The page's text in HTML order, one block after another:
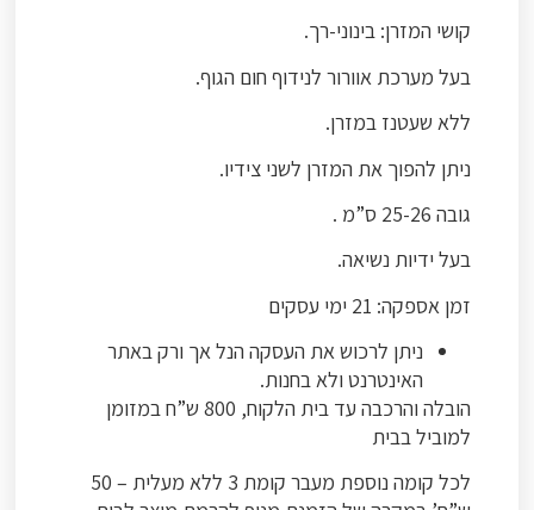
קושי המזרן: בינוני-רך.
בעל מערכת אוורור לנידוף חום הגוף.
ללא שעטנז במזרן.
ניתן להפוך את המזרן לשני צידיו.
גובה 25-26 ס”מ .
בעל ידיות נשיאה.
זמן אספקה: 21 ימי עסקים
ניתן לרכוש את העסקה הנל אך ורק באתר
האינטרנט ולא בחנות.
הובלה והרכבה עד בית הלקוח, 800 ש”ח במזומן
למוביל בבית
לכל קומה נוספת מעבר קומת 3 ללא מעלית – 50